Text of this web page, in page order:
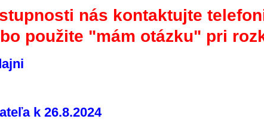
nás kontaktujte
použite "mám otázku" pri
k 26.8.2024